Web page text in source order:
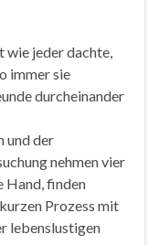
wie jeder dachte,
immer sie
durcheinander
und der
nehmen vier
Hand, finden
Prozess mit
lebenslustigen